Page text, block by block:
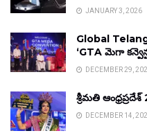
JANUARY 3, 2026
Global
‘GTA మెగా
DECEMBER 29,
శ్రీమతి
DECEMBER 14,